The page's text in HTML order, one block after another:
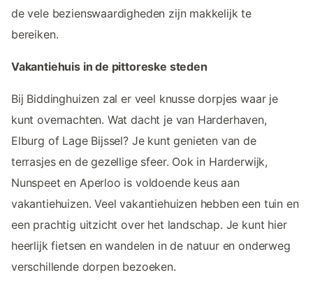
de vele bezienswaardigheden zijn makkelijk te
bereiken.
Vakantiehuis in de pittoreske steden
Bij Biddinghuizen zal er veel knusse dorpjes waar je
kunt overnachten. Wat dacht je van Harderhaven,
Elburg of Lage Bijssel? Je kunt genieten van de
terrasjes en de gezellige sfeer. Ook in Harderwijk,
Nunspeet en Aperloo is voldoende keus aan
vakantiehuizen. Veel vakantiehuizen hebben een tuin en
een prachtig uitzicht over het landschap. Je kunt hier
heerlijk fietsen en wandelen in de natuur en onderweg
verschillende dorpen bezoeken.